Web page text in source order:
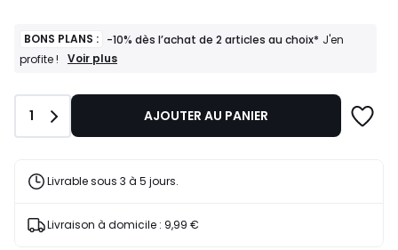
notre
programme
payer
BONS PLANS : -10% dès l’achat de 2 articles au choix* J'en
profite !
BONS
-10%
l’achat
articles
J'en
Voir plus
Quantité
1 AJOUTER AU PANIER
Livrable sous 3 à 5 jours.
Livraison à domicile : 9,99 €